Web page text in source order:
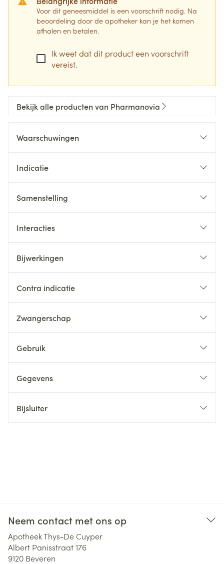
Voor dit geneesmiddel is een voorschrift nodig. Na
beoordeling door de apotheker kan je het komen
afhalen en betalen.
Ik weet dat dit product een voorschrift
vereist.
Bekijk alle producten van Pharmanovia
Waarschuwingen
Indicatie
Samenstelling
Interacties
Bijwerkingen
Contra indicatie
Zwangerschap
Gebruik
Gegevens
Bijsluiter
Neem contact met ons op
Apotheek Thys-De Cuyper
Albert Panisstraat 176
9120 Beveren